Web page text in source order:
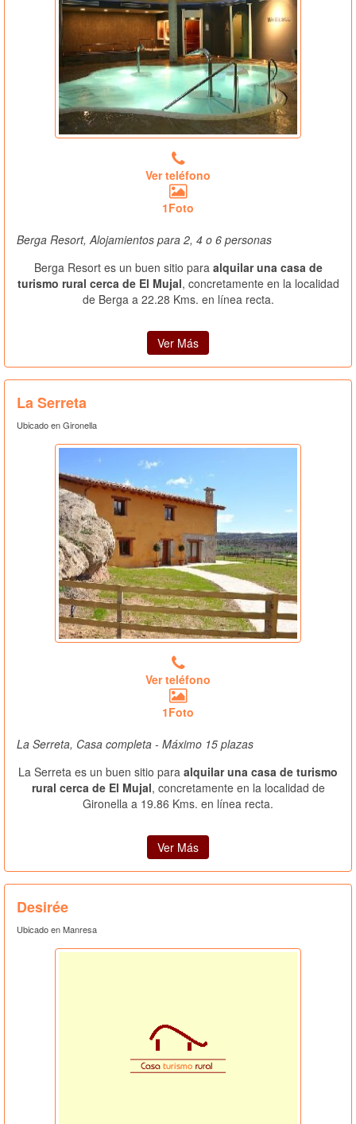
Ver teléfono
1Foto
Berga Resort, Alojamientos para 2, 4 o 6 personas
Berga Resort es un buen sitio para alquilar una casa de
turismo rural cerca de El Mujal, concretamente en la localidad
de Berga a 22.28 Kms. en línea recta.
Ver Más
La Serreta
Ubicado en Gironella
Ver teléfono
1Foto
La Serreta, Casa completa - Máximo 15 plazas
La Serreta es un buen sitio para alquilar una casa de turismo
rural cerca de El Mujal, concretamente en la localidad de
Gironella a 19.86 Kms. en línea recta.
Ver Más
Desirée
Ubicado en Manresa